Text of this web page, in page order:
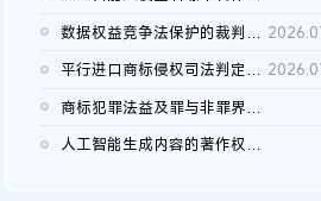
数据权益竞争法保护的裁判路径构建
平行进口商标侵权司法判定规则的困境与纾解
商标犯罪法益及罪与非罪界限研究
人工智能生成内容的著作权司法认定：演进逻辑、现实困境与规则建...